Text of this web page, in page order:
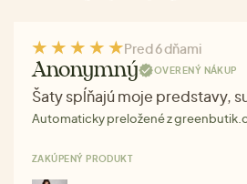
Pred 6 dňami
Anonymný OVERENÝ NÁKUP
Šaty spĺňajú moje predstavy,
Automaticky preložené z
ZAKÚPENÝ PRODUKT